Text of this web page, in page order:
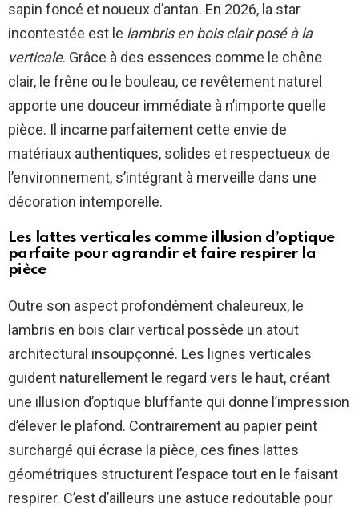
sapin foncé et noueux d’antan. En 2026, la star
incontestée est le lambris en bois clair posé à la
verticale. Grâce à des essences comme le chêne
clair, le frêne ou le bouleau, ce revêtement naturel
apporte une douceur immédiate à n’importe quelle
pièce. Il incarne parfaitement cette envie de
matériaux authentiques, solides et respectueux de
l’environnement, s’intégrant à merveille dans une
décoration intemporelle.
Les lattes verticales comme illusion d’optique
parfaite pour agrandir et faire respirer la
pièce
Outre son aspect profondément chaleureux, le
lambris en bois clair vertical possède un atout
architectural insoupçonné. Les lignes verticales
guident naturellement le regard vers le haut, créant
une illusion d’optique bluffante qui donne l’impression
d’élever le plafond. Contrairement au papier peint
surchargé qui écrase la pièce, ces fines lattes
géométriques structurent l’espace tout en le faisant
respirer. C’est d’ailleurs une astuce redoutable pour